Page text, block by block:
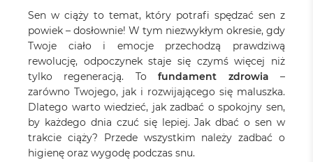
Sen w ciąży to temat, który potrafi spędzać sen z
powiek – dosłownie! W tym niezwykłym okresie, gdy
Twoje ciało i emocje przechodzą prawdziwą
rewolucję, odpoczynek staje się czymś więcej niż
tylko regeneracją. Tofundament zdrowia –
zarówno Twojego, jak i rozwijającego się maluszka.
Dlatego warto wiedzieć, jak zadbać o spokojny sen,
by każdego dnia czuć się lepiej. Jak dbać o sen w
trakcie ciąży? Przede wszystkim należy zadbać o
higienę oraz wygodę podczas snu.